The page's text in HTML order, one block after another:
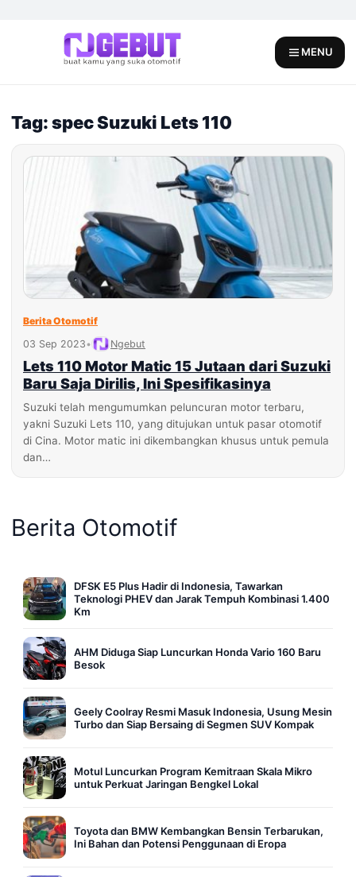
MENU
Tag: spec Suzuki Lets 110
Berita Otomotif
03 Sep 2023• Ngebut
Lets 110 Motor Matic 15 Jutaan dari Suzuki
Baru Saja Dirilis, Ini Spesifikasinya
Suzuki telah mengumumkan peluncuran motor terbaru,
yakni Suzuki Lets 110, yang ditujukan untuk pasar otomotif
di Cina. Motor matic ini dikembangkan khusus untuk pemula
dan…
Berita Otomotif
DFSK E5 Plus Hadir di Indonesia, Tawarkan
Teknologi PHEV dan Jarak Tempuh Kombinasi 1.400
Km
AHM Diduga Siap Luncurkan Honda Vario 160 Baru
Besok
Geely Coolray Resmi Masuk Indonesia, Usung Mesin
Turbo dan Siap Bersaing di Segmen SUV Kompak
Motul Luncurkan Program Kemitraan Skala Mikro
untuk Perkuat Jaringan Bengkel Lokal
Toyota dan BMW Kembangkan Bensin Terbarukan,
Ini Bahan dan Potensi Penggunaan di Eropa